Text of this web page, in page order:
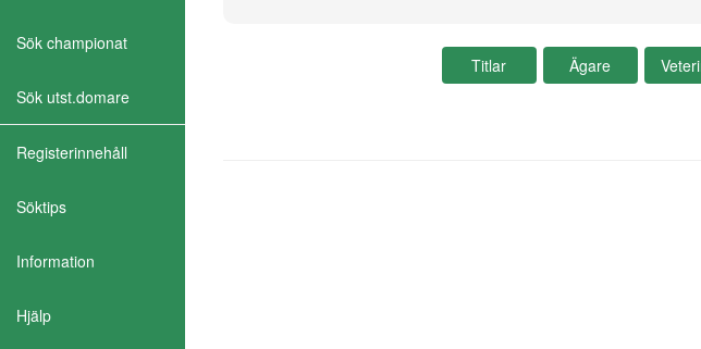
Sök championat
Sök utst.domare
Registerinnehåll
Söktips
Information
Hjälp
Aktivera Talande Webb